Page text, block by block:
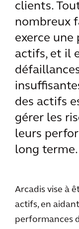
clients.
nombreux
exerce une
actifs, et il
des actifs
gérer les
leurs
long terme.
Arcadis vise à
actifs, en
performances